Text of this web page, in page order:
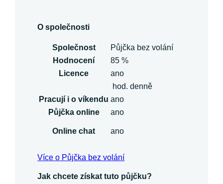
O společnosti
Společnost
Půjčka bez volání
Hodnocení
85 %
Licence
ano
hod. denně
Pracují i o víkendu ano
Půjčka online
ano
Online chat ano
Více o Půjčka bez volání
Jak chcete získat tuto půjčku?